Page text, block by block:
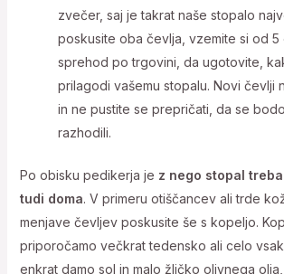
zvečer, saj je takrat naše stopalo
poskusite oba čevlja, vzemite si od 5
sprehod po trgovini, da ugotovite,
prilagodi vašemu stopalu. Novi čevlji
in ne pustite se prepričati, da se
razhodili.
Po obisku pedikerja je z nego stopal
tudi doma. V primeru otiščancev ali trde
menjave čevljev poskusite še s kopeljo.
priporočamo večkrat tedensko ali celo
enkrat damo sol in malo žličko olivnega